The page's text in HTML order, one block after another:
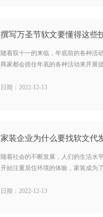
随着双十一的来临，年底前的各种活
商家都会抓住年底的各种活动来开展
日期：2022-12-13
随着社会的不断发展，人们的生活水
开始注重居住环境的体验，家装成为
日期：2022-12-13